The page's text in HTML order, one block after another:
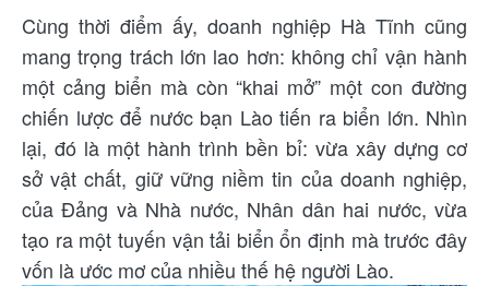
Cùng thời điểm ấy, doanh nghiệp Hà Tĩnh cũng
mang trọng trách lớn lao hơn: không chỉ vận hành
một cảng biển mà còn “khai mở” một con đường
chiến lược để nước bạn Lào tiến ra biển lớn. Nhìn
lại, đó là một hành trình bền bỉ: vừa xây dựng cơ
sở vật chất, giữ vững niềm tin của doanh nghiệp,
của Đảng và Nhà nước, Nhân dân hai nước, vừa
tạo ra một tuyến vận tải biển ổn định mà trước đây
vốn là ước mơ của nhiều thế hệ người Lào.